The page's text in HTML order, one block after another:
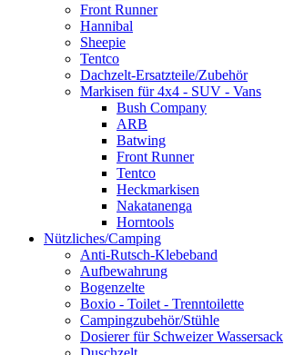
Front Runner
Hannibal
Sheepie
Tentco
Dachzelt-Ersatzteile/Zubehör
Markisen für 4x4 - SUV - Vans
Bush Company
ARB
Batwing
Front Runner
Tentco
Heckmarkisen
Nakatanenga
Horntools
Nützliches/Camping
Anti-Rutsch-Klebeband
Aufbewahrung
Bogenzelte
Boxio - Toilet - Trenntoilette
Campingzubehör/Stühle
Dosierer für Schweizer Wassersack